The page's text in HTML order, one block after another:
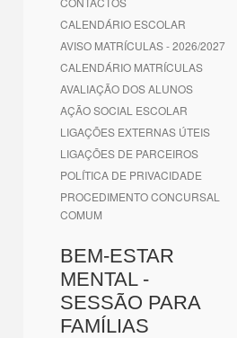
CALENDÁRIO ESCOLAR
AVISO MATRÍCULAS - 2026/2027
CALENDÁRIO MATRÍCULAS
AVALIAÇÃO DOS ALUNOS
AÇÃO SOCIAL ESCOLAR
LIGAÇÕES EXTERNAS ÚTEIS
LIGAÇÕES DE PARCEIROS
POLÍTICA DE PRIVACIDADE
PROCEDIMENTO CONCURSAL
COMUM
BEM-ESTAR
MENTAL -
SESSÃO PARA
FAMÍLIAS